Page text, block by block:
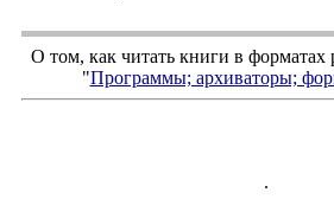
О том, как читать книги в форматах
"Программы; архиваторы;
.